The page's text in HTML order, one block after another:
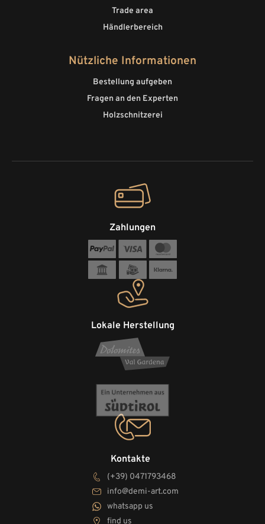
Trade area
Händlerbereich
Nützliche Informationen
Bestellung aufgeben
Fragen an den Experten
Holzschnitzerei
Kontakte
(+39) 0471793468
info@demi-art.com
whatsapp us
find us
Lokale Herstellung
Zahlungen